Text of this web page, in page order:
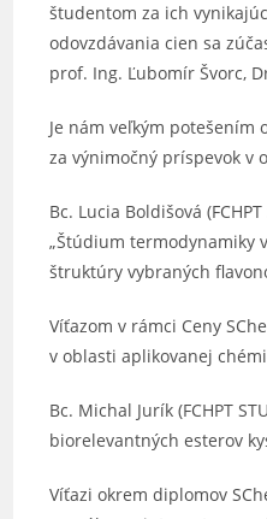
študentom za ich
odovzdávania cien sa
prof. Ing. Ľubomír Švorc,
Je nám veľkým potešením
za výnimočný príspevok v
Bc. Lucia Boldišová
„Štúdium termodynamiky
štruktúry vybraných
Víťazom v rámci Ceny
v oblasti aplikovanej
Bc. Michal Jurík (FCHPT
biorelevantných esterov
Víťazi okrem diplomov